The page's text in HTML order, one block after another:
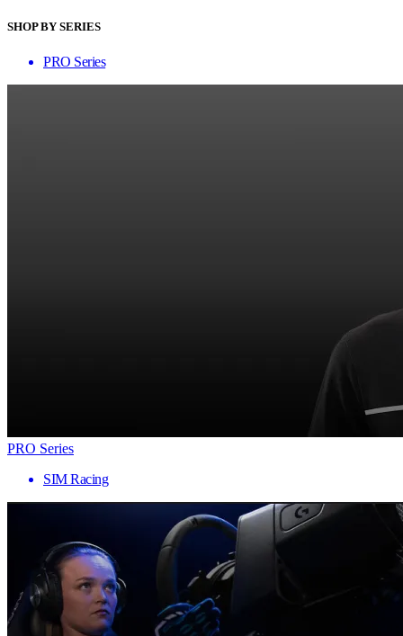
SHOP BY SERIES
PRO Series
PRO Series
SIM Racing